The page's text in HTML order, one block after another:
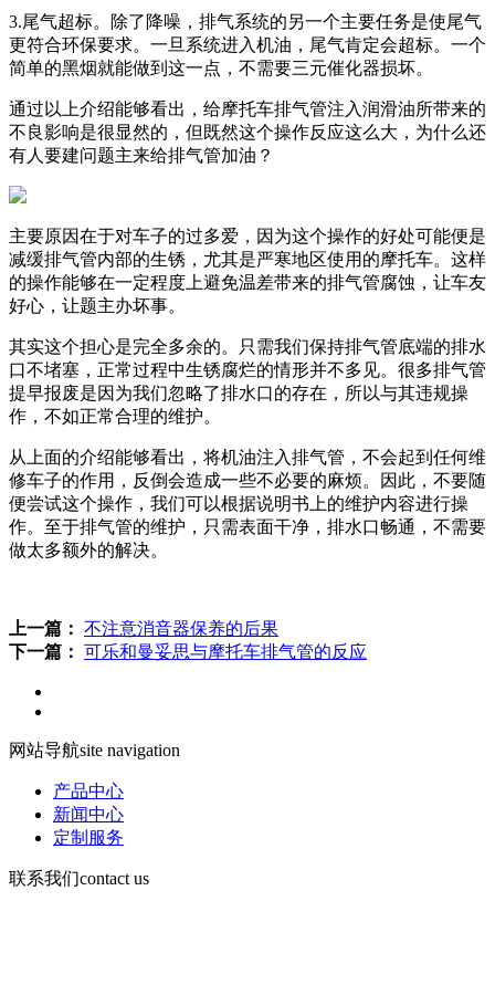
3.尾气超标。除了降噪，排气系统的另一个主要任务是使尾气
更符合环保要求。一旦系统进入机油，尾气肯定会超标。一个
简单的黑烟就能做到这一点，不需要三元催化器损坏。
通过以上介绍能够看出，给摩托车排气管注入润滑油所带来的
不良影响是很显然的，但既然这个操作反应这么大，为什么还
有人要建问题主来给排气管加油？
主要原因在于对车子的过多爱，因为这个操作的好处可能便是
减缓排气管内部的生锈，尤其是严寒地区使用的摩托车。这样
的操作能够在一定程度上避免温差带来的排气管腐蚀，让车友
好心，让题主办坏事。
其实这个担心是完全多余的。只需我们保持排气管底端的排水
口不堵塞，正常过程中生锈腐烂的情形并不多见。很多排气管
提早报废是因为我们忽略了排水口的存在，所以与其违规操
作，不如正常合理的维护。
从上面的介绍能够看出，将机油注入排气管，不会起到任何维
修车子的作用，反倒会造成一些不必要的麻烦。因此，不要随
便尝试这个操作，我们可以根据说明书上的维护内容进行操
作。至于排气管的维护，只需表面干净，排水口畅通，不需要
做太多额外的解决。
上一篇： 不注意消音器保养的后果
下一篇： 可乐和曼妥思与摩托车排气管的反应
网站导航site navigation
产品中心
新闻中心
定制服务
联系我们contact us